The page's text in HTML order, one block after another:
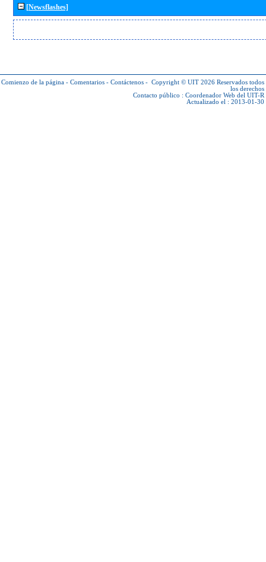
[Newsflashes]
Comienzo de la página - Comentarios - Contáctenos - Copyright © UIT 2026 Reservados todos
los derechos
Contacto público : Coordenador Web del UIT-R
Actualizado el : 2013-01-30